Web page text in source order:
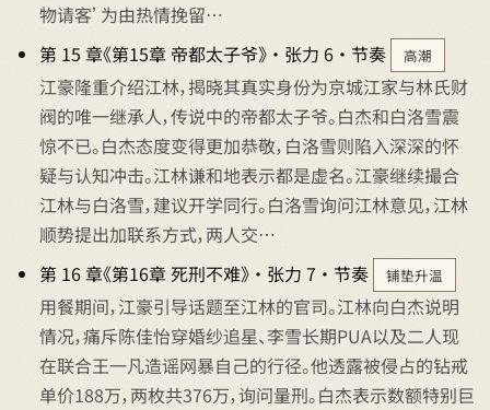
物请客’为由热情挽留…
第 15 章《第15章 帝都太子爷》 · 张力 6 · 节奏
高潮
江豪隆重介绍江林，揭晓其真实身份为京城江家与林氏财
阀的唯一继承人，传说中的帝都太子爷。白杰和白洛雪震
惊不已。白杰态度变得更加恭敬，白洛雪则陷入深深的怀
疑与认知冲击。江林谦和地表示都是虚名。江豪继续撮合
江林与白洛雪，建议开学同行。白洛雪询问江林意见，江林
顺势提出加联系方式，两人交…
第 16 章《第16章 死刑不难》 · 张力 7 · 节奏
铺垫升温
用餐期间，江豪引导话题至江林的官司。江林向白杰说明
情况，痛斥陈佳怡穿婚纱追星、李雪长期PUA以及二人现
在联合王一凡造谣网暴自己的行径。他透露被侵占的钻戒
单价188万，两枚共376万，询问量刑。白杰表示数额特别巨